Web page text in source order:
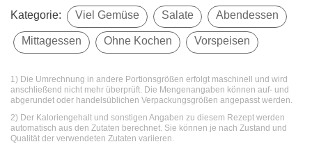
Kategorie: Viel Gemüse Salate Abendessen
Mittagessen Ohne Kochen Vorspeisen
1) Die Umrechnung in andere Portionsgrößen erfolgt maschinell und wird
anschließend nicht mehr überprüft. Die Mengenangaben können auf- und
abgerundet oder handelsüblichen Verpackungsgrößen angepasst werden.
2) Der Kaloriengehalt und sonstigen Angaben zu diesem Rezept werden
automatisch aus den Zutaten berechnet. Sie können je nach Zustand und
Qualität der verwendeten Zutaten variieren.